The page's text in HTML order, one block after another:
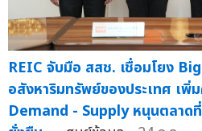
REIC จับมือ สสช. เชื่อมโยง
อสังหาริมทรัพย์ของประเทศ เพิ่
Demand - Supply หนุนตลาด